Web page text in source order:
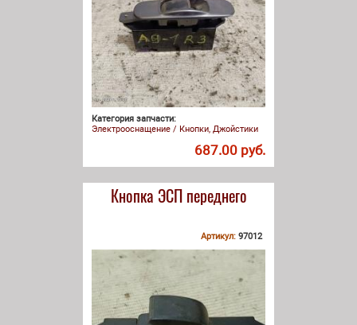
Категория запчасти:
Электрооснащение / Кнопки, Джойстики
687.00 руб.
Кнопка ЭСП переднего
Артикул: 97012